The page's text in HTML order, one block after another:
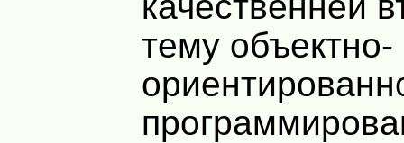
тему объектно-